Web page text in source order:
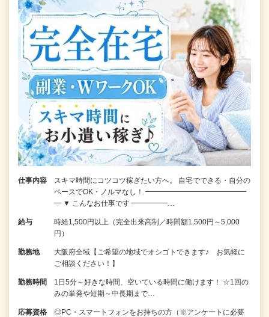
仕事内容
スキマ時間にコツコツ稼ぎたい方へ。 自宅でできる・自分の
ペースでOK・ノルマなし！ ━━━━━━━━━━━━━━
━ ▼ こんなお仕事です ━━━━━…
給与
時給1,500円以上（完全出来高制／時間額1,500円～5,000
円）
勤務地
大阪府全域【ご希望の地域でオシゴトできます♪ お気軽に
ご相談ください！】
勤務時間
1日5分～好きな時間、空いている時間に働けます！ ☆1回の
みの単発や短期～中長期まで…
応募資格
◎PC・スマートフォンをお持ちの方（※アンケートに必要